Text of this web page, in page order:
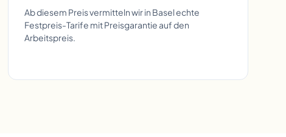
Ab diesem Preis vermitteln wir in Basel echte
Festpreis-Tarife mit Preisgarantie auf den
Arbeitspreis.